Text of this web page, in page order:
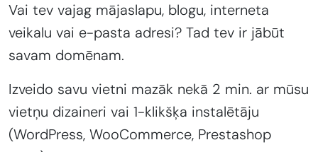
Vai tev vajag mājaslapu, blogu, interneta
veikalu vai e-pasta adresi? Tad tev ir jābūt
savam domēnam.
Izveido savu vietni mazāk nekā 2 min. ar mūsu
vietņu dizaineri vai 1-klikšķa instalētāju
(WordPress, WooCommerce, Prestashop